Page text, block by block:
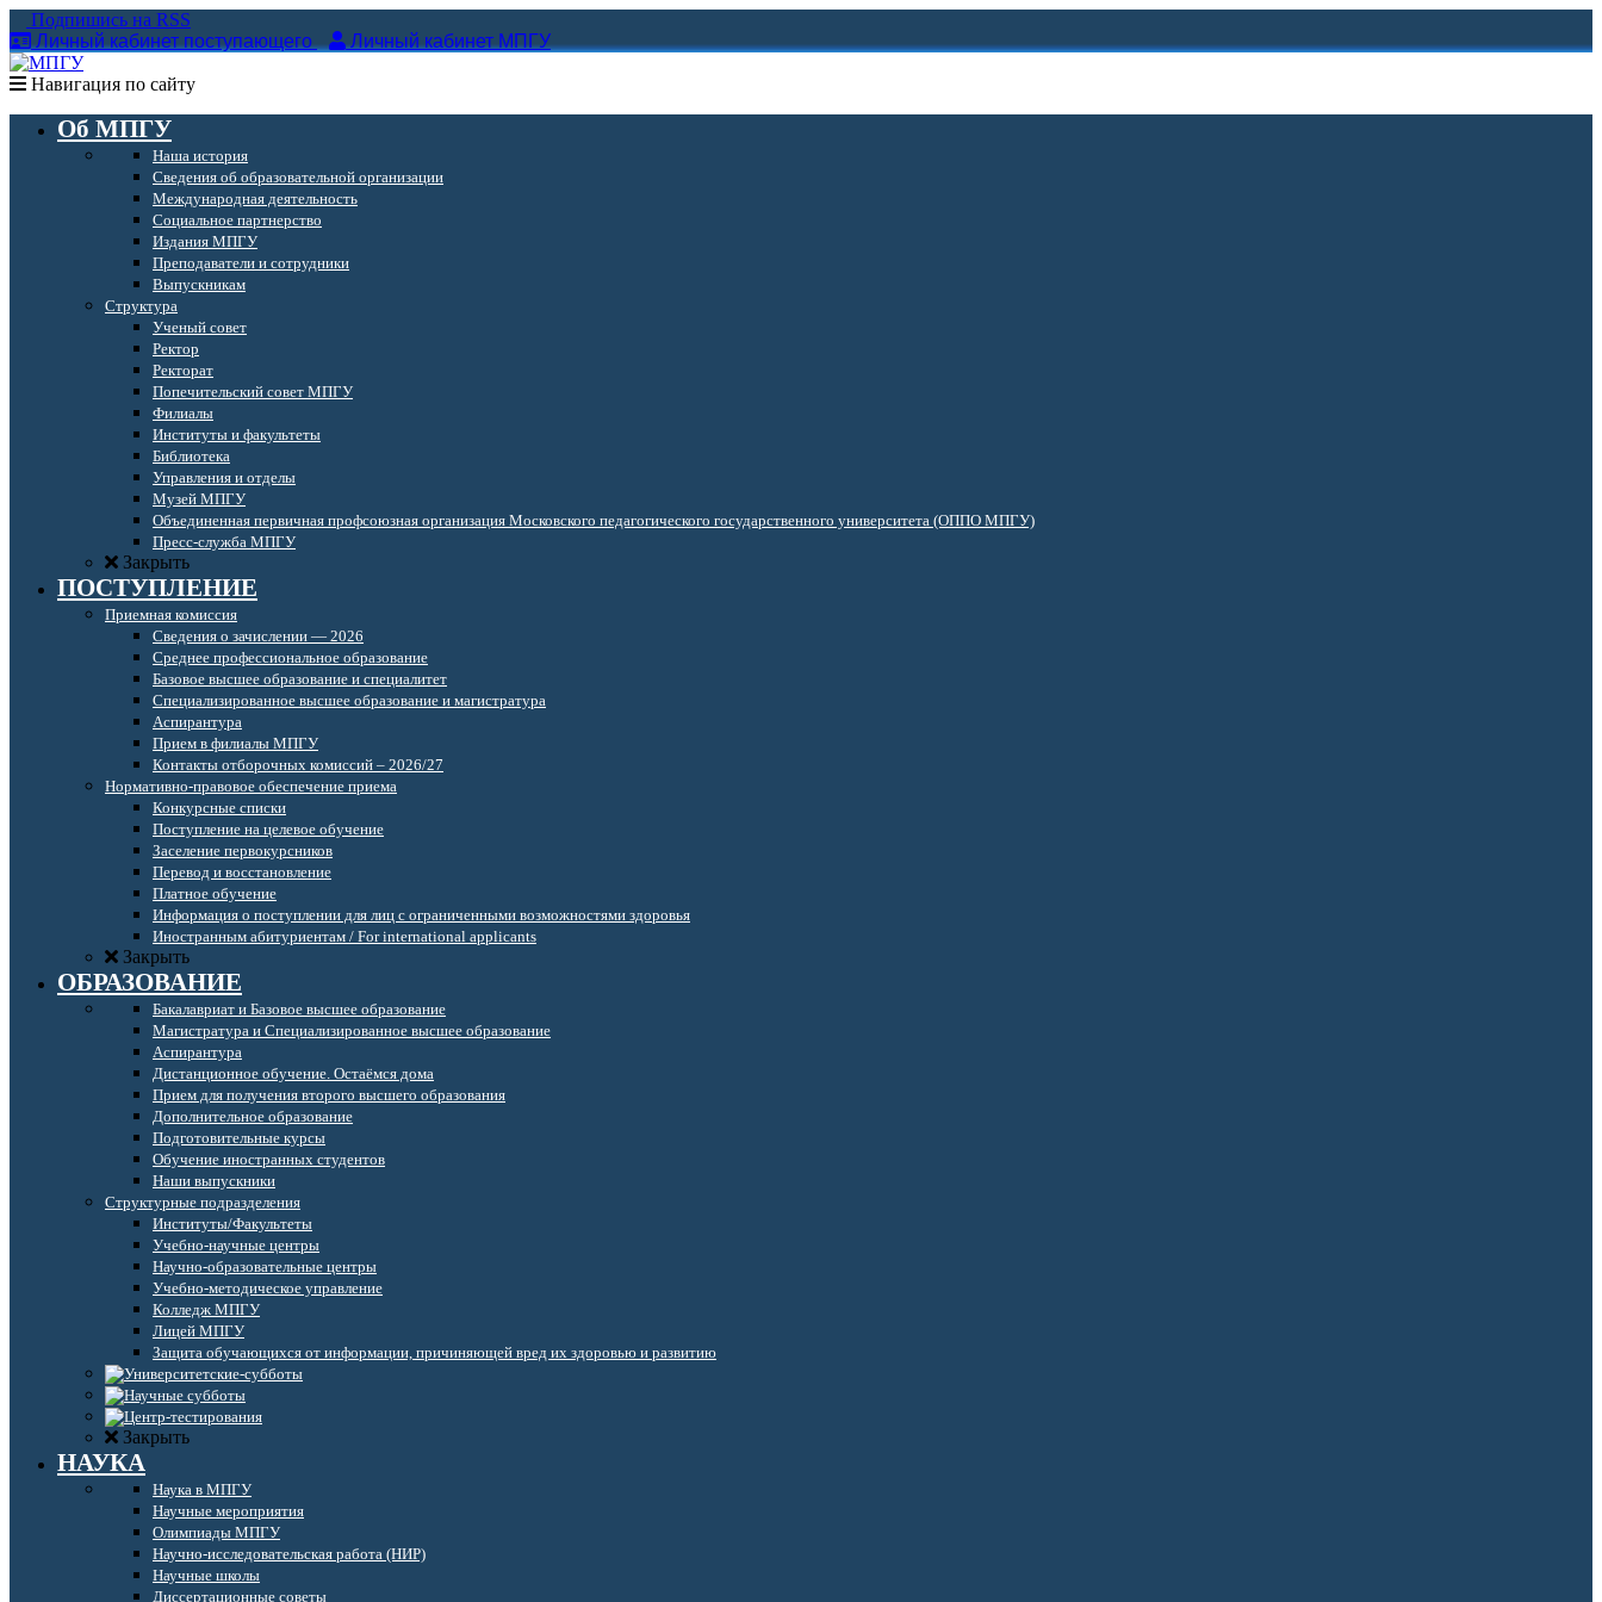
Подпишись на RSS
Личный кабинет поступающего
Личный кабинет МПГУ
Навигация по сайту
Об МПГУ
Наша история
Сведения об образовательной организации
Международная деятельность
Социальное партнерство
Издания МПГУ
Преподаватели и сотрудники
Выпускникам
Структура
Ученый совет
Ректор
Ректорат
Попечительский совет МПГУ
Филиалы
Институты и факультеты
Библиотека
Управления и отделы
Музей МПГУ
Объединенная первичная профсоюзная организация Московского педагогического государственного университета (ОППО МПГУ)
Пресс-служба МПГУ
Закрыть
ПОСТУПЛЕНИЕ
Приемная комиссия
Сведения о зачислении — 2026
Среднее профессиональное образование
Базовое высшее образование и специалитет
Специализированное высшее образование и магистратура
Аспирантура
Прием в филиалы МПГУ
Контакты отборочных комиссий – 2026/27
Нормативно-правовое обеспечение приема
Конкурсные списки
Поступление на целевое обучение
Заселение первокурсников
Перевод и восстановление
Платное обучение
Информация о поступлении для лиц с ограниченными возможностями здоровья
Иностранным абитуриентам / For international applicants
Закрыть
ОБРАЗОВАНИЕ
Бакалавриат и Базовое высшее образование
Магистратура и Специализированное высшее образование
Аспирантура
Дистанционное обучение. Остаёмся дома
Прием для получения второго высшего образования
Дополнительное образование
Подготовительные курсы
Обучение иностранных студентов
Наши выпускники
Структурные подразделения
Институты/Факультеты
Учебно-научные центры
Научно-образовательные центры
Учебно-методическое управление
Колледж МПГУ
Лицей МПГУ
Защита обучающихся от информации, причиняющей вред их здоровью и развитию
Закрыть
НАУКА
Наука в МПГУ
Научные мероприятия
Олимпиады МПГУ
Научно-исследовательская работа (НИР)
Научные школы
Диссертационные советы